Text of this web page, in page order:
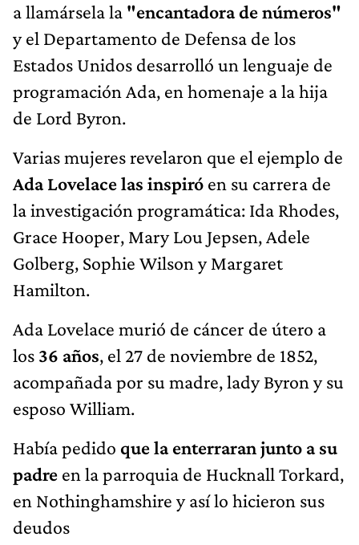
a llamársela la "encantadora de números"
y el Departamento de Defensa de los
Estados Unidos desarrolló un lenguaje de
programación Ada, en homenaje a la hija
de Lord Byron.
Varias mujeres revelaron que el ejemplo de
Ada Lovelace las inspiró en su carrera de
la investigación programática: Ida Rhodes,
Grace Hooper, Mary Lou Jepsen, Adele
Golberg, Sophie Wilson y Margaret
Hamilton.
Ada Lovelace murió de cáncer de útero a
los 36 años, el 27 de noviembre de 1852,
acompañada por su madre, lady Byron y su
esposo William.
Había pedido que la enterraran junto a su
padre en la parroquia de Hucknall Torkard,
en Nothinghamshire y así lo hicieron sus
deudos